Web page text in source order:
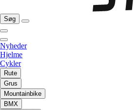
Søg
Nyheder
Hjelme
Cykler
Rute
Grus
Mountainbike
BMX